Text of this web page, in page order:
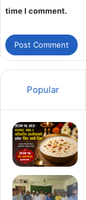
time I comment.
Popular